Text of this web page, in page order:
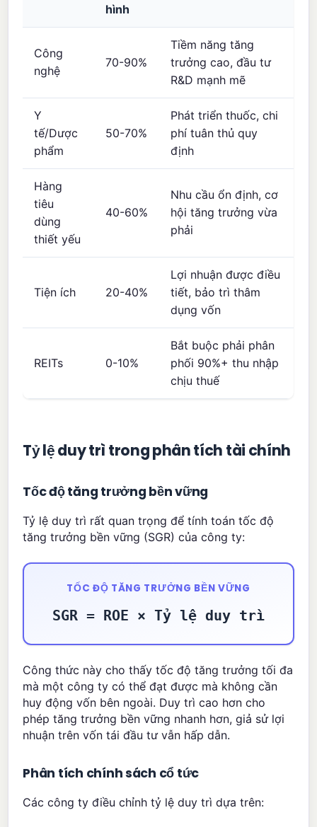
hình
Công
nghệ
70-90%
Tiềm năng tăng
trưởng cao, đầu tư
R&D mạnh mẽ
Y
tế/Dược
phẩm
50-70%
Phát triển thuốc, chi
phí tuân thủ quy
định
Hàng
tiêu
dùng
thiết yếu
40-60%
Nhu cầu ổn định, cơ
hội tăng trưởng vừa
phải
Tiện ích 20-40%
Lợi nhuận được điều
tiết, bảo trì thâm
dụng vốn
REITs 0-10%
Bắt buộc phải phân
phối 90%+ thu nhập
chịu thuế
Tỷ lệ duy trì trong phân tích tài chính
Tốc độ tăng trưởng bền vững
Tỷ lệ duy trì rất quan trọng để tính toán tốc độ
tăng trưởng bền vững (SGR) của công ty:
TỐC ĐỘ TĂNG TRƯỞNG BỀN VỮNG
SGR = ROE × Tỷ lệ duy trì
Công thức này cho thấy tốc độ tăng trưởng tối đa
mà một công ty có thể đạt được mà không cần
huy động vốn bên ngoài. Duy trì cao hơn cho
phép tăng trưởng bền vững nhanh hơn, giả sử lợi
nhuận trên vốn tái đầu tư vẫn hấp dẫn.
Phân tích chính sách cổ tức
Các công ty điều chỉnh tỷ lệ duy trì dựa trên: